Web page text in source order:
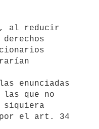
enunciadas
que no
siquiera
por el art. 34